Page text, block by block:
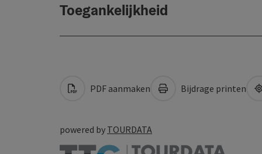
Toegankelijkheid
PDF aanmaken Bijdrage printen
powered by TOURDATA